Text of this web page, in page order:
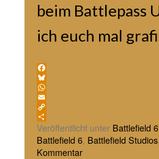
beim Battlepass
ich euch mal
Facebook
Bluesky
WhatsApp
Email
Copy
Link
Teilen
Veröffentlicht unter Battlefield 6
Battlefield 6, Battlefield Studios,
Kommentar